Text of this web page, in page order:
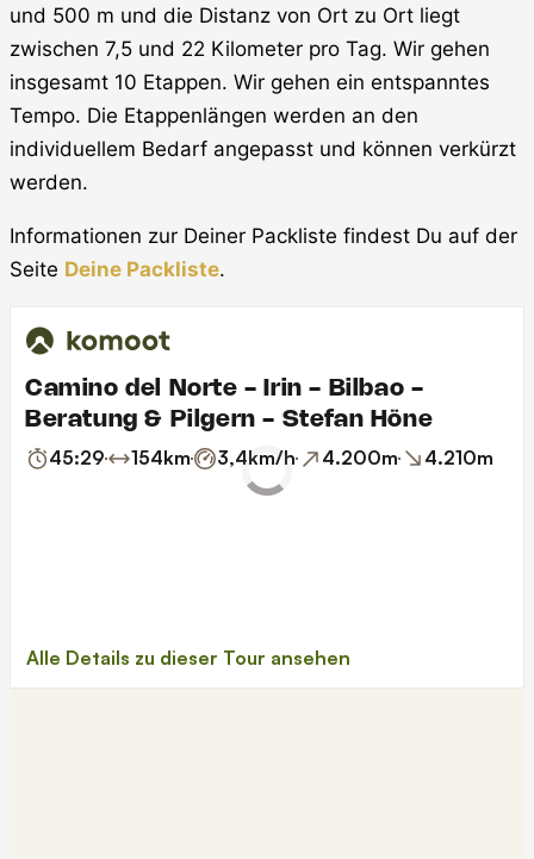
und 500 m und die Distanz von Ort zu Ort liegt
zwischen 7,5 und 22 Kilometer pro Tag. Wir gehen
insgesamt 10 Etappen. Wir gehen ein entspanntes
Tempo. Die Etappenlängen werden an den
individuellem Bedarf angepasst und können verkürzt
werden.
Informationen zur Deiner Packliste findest Du auf der
Seite Deine Packliste.